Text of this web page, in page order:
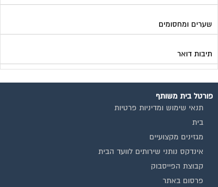
שערים ומחסומים
תיבות דואר
פורטל בית משותף
תנאי שימוש ומדיניות פרטיות
בית
מגזינים מקצועיים
אינדקס נותני שירותים לוועד הבית
קבוצת הפייסבוק
פרסום באתר